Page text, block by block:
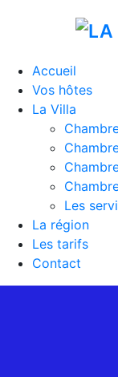
Accueil
Vos hôtes
La Villa
Les
La région
Les tarifs
Contact